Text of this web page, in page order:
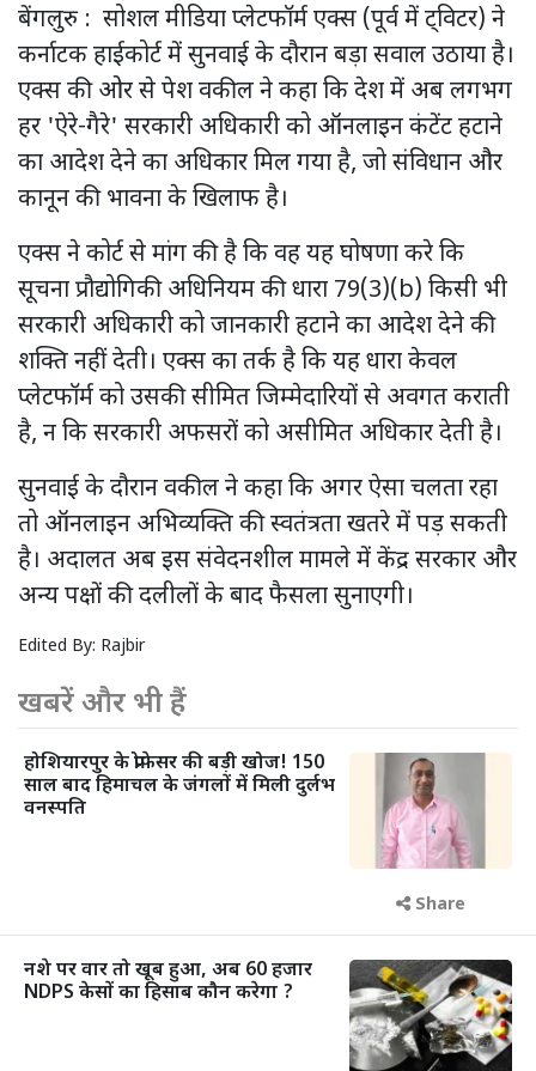
बेंगलुरु : सोशल मीडिया प्लेटफॉर्म एक्स (पूर्व में ट्विटर) ने
कर्नाटक हाईकोर्ट में सुनवाई के दौरान बड़ा सवाल उठाया है।
एक्स की ओर से पेश वकील ने कहा कि देश में अब लगभग
हर 'ऐरे-गैरे' सरकारी अधिकारी को ऑनलाइन कंटेंट हटाने
का आदेश देने का अधिकार मिल गया है, जो संविधान और
कानून की भावना के खिलाफ है।
एक्स ने कोर्ट से मांग की है कि वह यह घोषणा करे कि
सूचना प्रौद्योगिकी अधिनियम की धारा 79(3)(b) किसी भी
सरकारी अधिकारी को जानकारी हटाने का आदेश देने की
शक्ति नहीं देती। एक्स का तर्क है कि यह धारा केवल
प्लेटफॉर्म को उसकी सीमित जिम्मेदारियों से अवगत कराती
है, न कि सरकारी अफसरों को असीमित अधिकार देती है।
सुनवाई के दौरान वकील ने कहा कि अगर ऐसा चलता रहा
तो ऑनलाइन अभिव्यक्ति की स्वतंत्रता खतरे में पड़ सकती
है। अदालत अब इस संवेदनशील मामले में केंद्र सरकार और
अन्य पक्षों की दलीलों के बाद फैसला सुनाएगी।
Edited By: Rajbir
खबरें और भी हैं
होशियारपुर के प्रोफेसर की बड़ी खोज! 150
साल बाद हिमाचल के जंगलों में मिली दुर्लभ
वनस्पति
Share
नशे पर वार तो खूब हुआ, अब 60 हजार
NDPS केसों का हिसाब कौन करेगा ?